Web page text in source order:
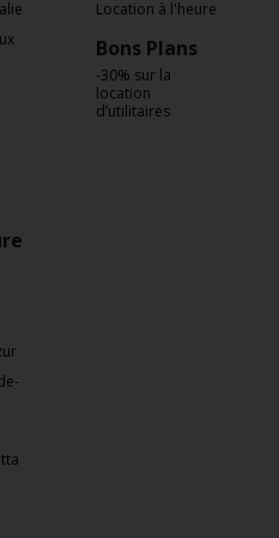
Location à l'heure
Bons Plans
-30% sur la
location
d’utilitaires